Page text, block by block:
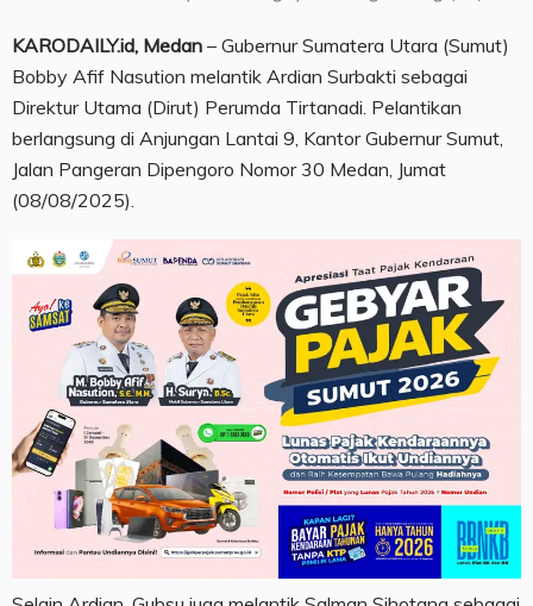
KARODAILY.id, Medan – Gubernur Sumatera Utara (Sumut)
Bobby Afif Nasution melantik Ardian Surbakti sebagai
Direktur Utama (Dirut) Perumda Tirtanadi. Pelantikan
berlangsung di Anjungan Lantai 9, Kantor Gubernur Sumut,
Jalan Pangeran Dipengoro Nomor 30 Medan, Jumat
(08/08/2025).